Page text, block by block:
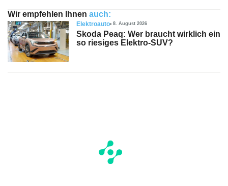
Wir empfehlen Ihnen auch:
Elektroauto 8. August 2026
Skoda Peaq: Wer braucht wirklich ein
so riesiges Elektro-SUV?